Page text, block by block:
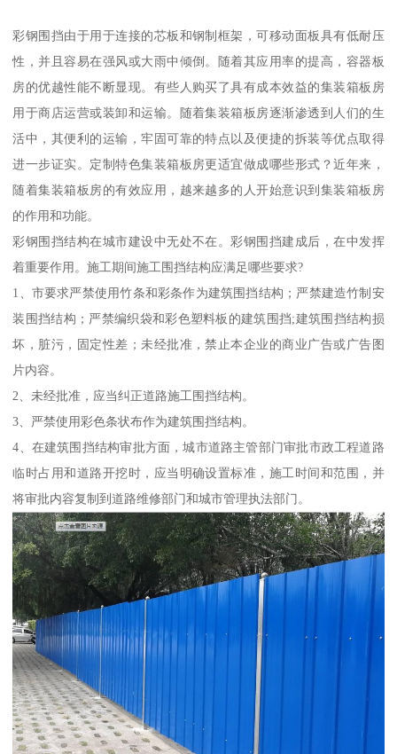
彩钢围挡由于用于连接的芯板和钢制框架，可移动面板具有低耐压
性，并且容易在强风或大雨中倾倒。随着其应用率的提高，容器板
房的优越性能不断显现。有些人购买了具有成本效益的集装箱板房
用于商店运营或装卸和运输。随着集装箱板房逐渐渗透到人们的生
活中，其便利的运输，牢固可靠的特点以及便捷的拆装等优点取得
进一步证实。定制特色集装箱板房更适宜做成哪些形式？近年来，
随着集装箱板房的有效应用，越来越多的人开始意识到集装箱板房
的作用和功能。
彩钢围挡结构在城市建设中无处不在。彩钢围挡建成后，在中发挥
着重要作用。施工期间施工围挡结构应满足哪些要求?
1、市要求严禁使用竹条和彩条作为建筑围挡结构；严禁建造竹制安
装围挡结构；严禁编织袋和彩色塑料板的建筑围挡;建筑围挡结构损
坏，脏污，固定性差；未经批准，禁止本企业的商业广告或广告图
片内容。
2、未经批准，应当纠正道路施工围挡结构。
3、严禁使用彩色条状布作为建筑围挡结构。
4、在建筑围挡结构审批方面，城市道路主管部门审批市政工程道路
临时占用和道路开挖时，应当明确设置标准，施工时间和范围，并
将审批内容复制到道路维修部门和城市管理执法部门。